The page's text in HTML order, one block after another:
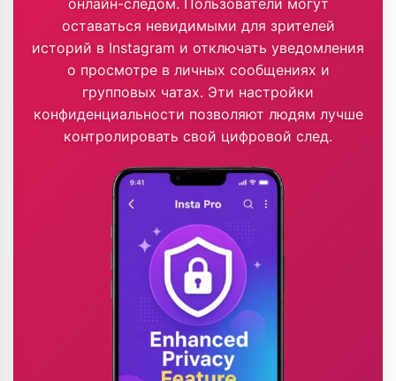
онлайн-следом. Пользователи могут
оставаться невидимыми для зрителей
историй в Instagram и отключать уведомления
о просмотре в личных сообщениях и
групповых чатах. Эти настройки
конфиденциальности позволяют людям лучше
контролировать свой цифровой след.